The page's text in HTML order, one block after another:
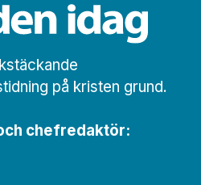
på kristen grund.
chef­redaktör: